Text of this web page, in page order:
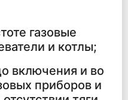
газовые
и котлы;
включения и во
приборов и